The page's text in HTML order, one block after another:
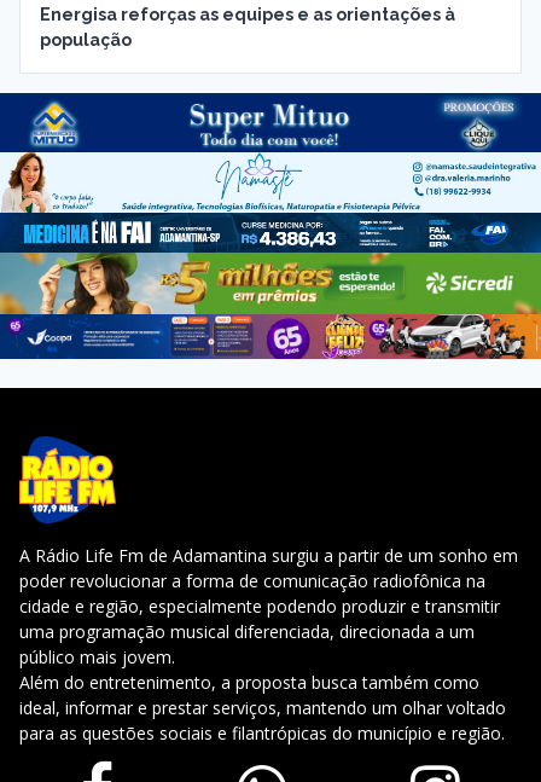
Energisa reforças as equipes e as orientações à
população
A Rádio Life Fm de Adamantina surgiu a partir de um sonho em
poder revolucionar a forma de comunicação radiofônica na
cidade e região, especialmente podendo produzir e transmitir
uma programação musical diferenciada, direcionada a um
público mais jovem.
Além do entretenimento, a proposta busca também como
ideal, informar e prestar serviços, mantendo um olhar voltado
para as questões sociais e filantrópicas do município e região.